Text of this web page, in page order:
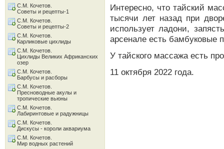
Интересно, что тайский
тысячи лет назад при
использует ладони,
арсенале есть бамбуковые
У тайского массажа есть
11 октября 2022 года.
С.М. Кочетов.
Советы и рецепты-1
С.М. Кочетов.
Советы и рецепты-2
С.М. Кочетов.
Карликовые цихлиды
С.М. Кочетов.
Цихлиды Великих Африканских
озер
С.М. Кочетов.
Барбусы и расборы
С.М. Кочетов.
Пресноводные акулы и
тропические вьюны
С.М. Кочетов.
Лабиринтовые и радужницы
С.М. Кочетов.
Дискусы - короли аквариума
С.М. Кочетов.
Мир водных растений